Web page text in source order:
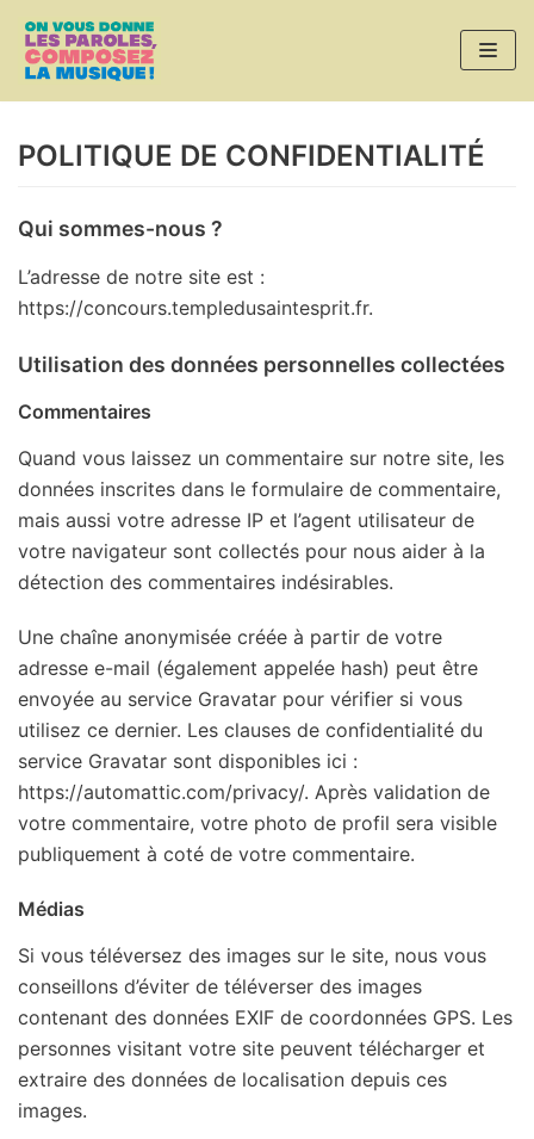
Aller
au
POLITIQUE DE CONFIDENTIALITÉ
Qui sommes-nous ?
L’adresse de notre site est :
https://concours.templedusaintesprit.fr.
Utilisation des données personnelles collectées
Commentaires
Quand vous laissez un commentaire sur notre site, les
données inscrites dans le formulaire de commentaire,
mais aussi votre adresse IP et l’agent utilisateur de
votre navigateur sont collectés pour nous aider à la
détection des commentaires indésirables.
Une chaîne anonymisée créée à partir de votre
adresse e-mail (également appelée hash) peut être
envoyée au service Gravatar pour vérifier si vous
utilisez ce dernier. Les clauses de confidentialité du
service Gravatar sont disponibles ici :
https://automattic.com/privacy/. Après validation de
votre commentaire, votre photo de profil sera visible
publiquement à coté de votre commentaire.
Médias
Si vous téléversez des images sur le site, nous vous
conseillons d’éviter de téléverser des images
contenant des données EXIF de coordonnées GPS. Les
personnes visitant votre site peuvent télécharger et
extraire des données de localisation depuis ces
images.